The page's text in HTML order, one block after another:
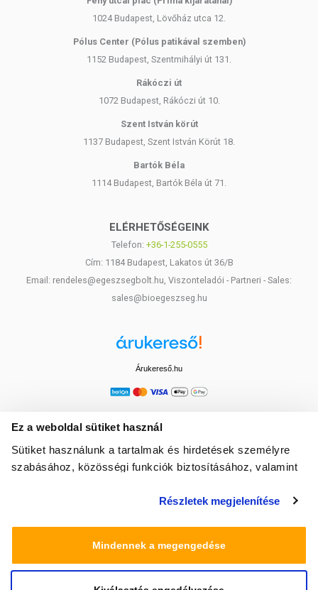
Ez a weboldal sütiket használ
Sütiket használunk a tartalmak és hirdetések személyre
szabásához, közösségi funkciók biztosításához, valamint
média-, hirdető- és elemező partnereinkkel megosztjuk az
amelyeket Ön adott meg számukra vagy az Ön által
használt más szolgáltatásokból gyűjtöttek.
Részletek megjelenítése
Mindennek a megengedése
1024 Budapest, Lövőház utca 12.
Pólus Center (Pólus patikával szemben)
1152 Budapest, Szentmihályi út 131.
Rákóczi út
1072 Budapest, Rákóczi út 10.
Szent István körút
1137 Budapest, Szent István Körút 18.
Bartók Béla
1114 Budapest, Bartók Béla út 71.
ELÉRHETŐSÉGEINK
Telefon: +36-1-255-0555
Cím: 1184 Budapest, Lakatos út 36/B
Email: rendeles@egeszsegbolt.hu, Viszonteladói - Partneri - Sales:
sales@bioegeszseg.hu
Árukereső.hu